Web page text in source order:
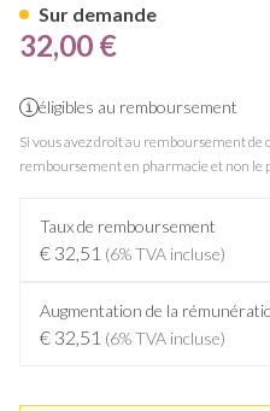
32,00 €
éligibles au remboursement
Si vous avez droit au remboursement de
remboursement en pharmacie et non le
Taux de remboursement
€ 32,51 (6% TVA incluse)
Augmentation de la
€ 32,51 (6% TVA incluse)
Sur demande